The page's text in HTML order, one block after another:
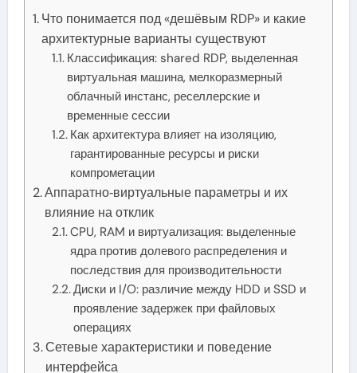
Что понимается под «дешёвым RDP» и какие
архитектурные варианты существуют
Классификация: shared RDP, выделенная
виртуальная машина, мелкоразмерный
облачный инстанс, реселлерские и
временные сессии
Как архитектура влияет на изоляцию,
гарантированные ресурсы и риски
компрометации
Аппаратно‑виртуальные параметры и их
влияние на отклик
CPU, RAM и виртуализация: выделенные
ядра против долевого распределения и
последствия для производительности
Диски и I/O: различие между HDD и SSD и
проявление задержек при файловых
операциях
Сетевые характеристики и поведение
интерфейса